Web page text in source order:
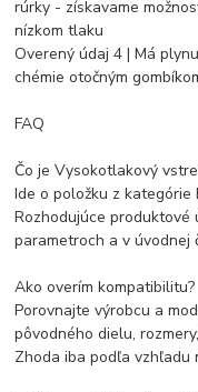
rúrky - získavame
nízkom tlaku
Overený údaj 4 | Má
chémie otočným
FAQ
Čo je Vysokotlakový
Ide o položku z kategórie
Rozhodujúce produktové
parametroch a v úvodnej
Ako overím kompatibilitu?
Porovnajte výrobcu a
pôvodného dielu,
Zhoda iba podľa vzhľadu